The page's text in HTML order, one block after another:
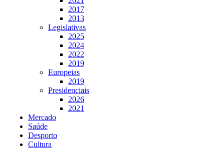
2017
2013
Legislativas
2025
2024
2022
2019
Europeias
2019
Presidenciais
2026
2021
Mercado
Saúde
Desporto
Cultura